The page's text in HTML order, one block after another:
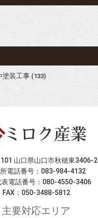
塗装工事 (133)
山口県山口市秋穂東3406-2
電話番号：083-984-4132
表電話番号：080-4550-3406
FAX：050-3488-5812
主要対応エリア